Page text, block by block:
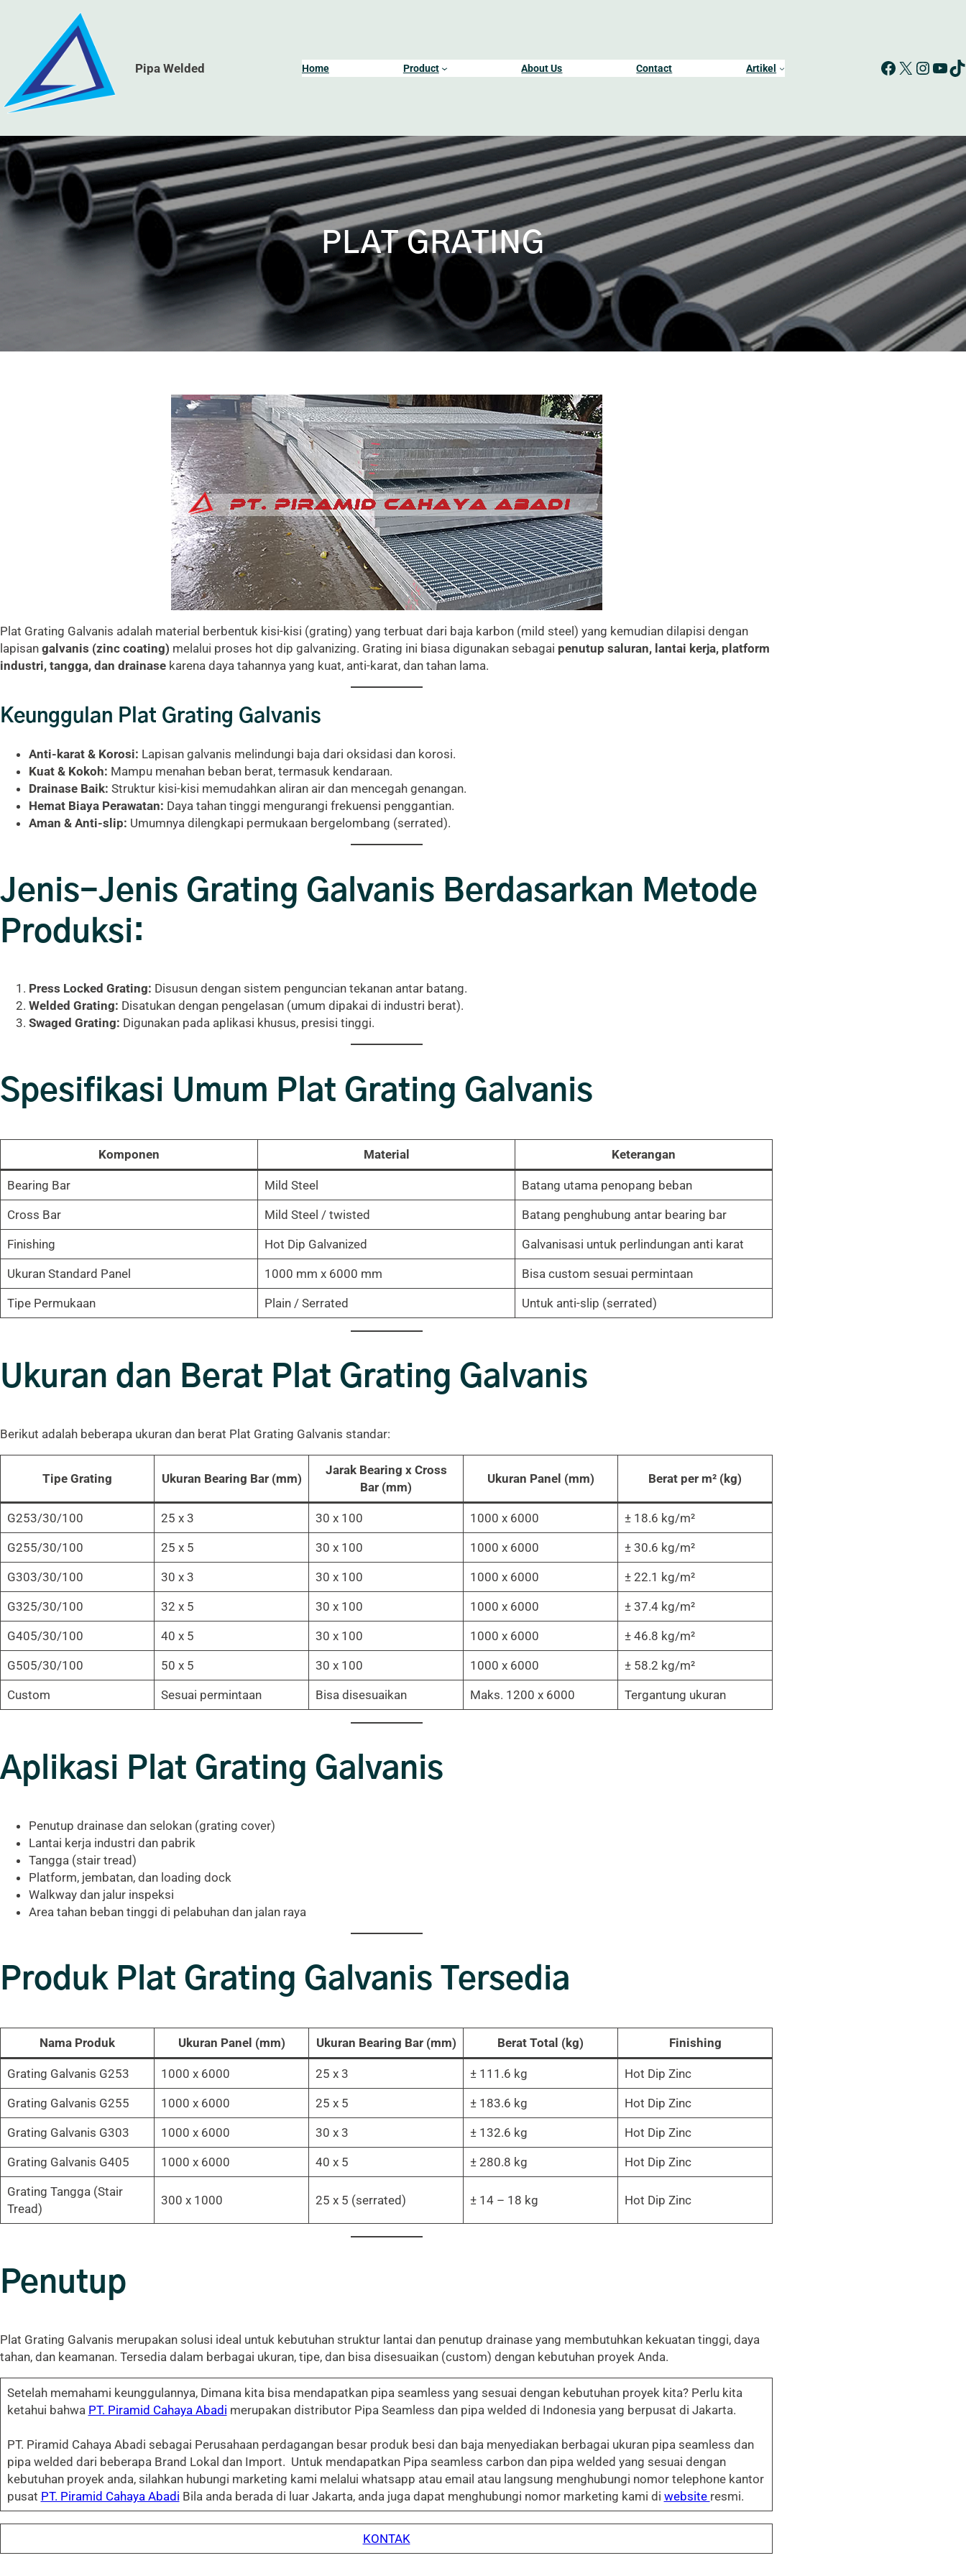
Pipa Welded
Home Product About Us Contact Artikel Facebook X Instagram YouTube TikTok
PLAT GRATING
Plat Grating Galvanis adalah material berbentuk kisi-kisi (grating) yang terbuat dari baja karbon (mild steel) yang kemudian dilapisi dengan
lapisan galvanis (zinc coating) melalui proses hot dip galvanizing. Grating ini biasa digunakan sebagai penutup saluran, lantai kerja, platform
industri, tangga, dan drainase karena daya tahannya yang kuat, anti-karat, dan tahan lama.
Keunggulan Plat Grating Galvanis
Anti-karat & Korosi: Lapisan galvanis melindungi baja dari oksidasi dan korosi.
Kuat & Kokoh: Mampu menahan beban berat, termasuk kendaraan.
Drainase Baik: Struktur kisi-kisi memudahkan aliran air dan mencegah genangan.
Hemat Biaya Perawatan: Daya tahan tinggi mengurangi frekuensi penggantian.
Aman & Anti-slip: Umumnya dilengkapi permukaan bergelombang (serrated).
Jenis-Jenis Grating Galvanis Berdasarkan Metode
Produksi:
Press Locked Grating: Disusun dengan sistem penguncian tekanan antar batang.
Welded Grating: Disatukan dengan pengelasan (umum dipakai di industri berat).
Swaged Grating: Digunakan pada aplikasi khusus, presisi tinggi.
Spesifikasi Umum Plat Grating Galvanis
Komponen Material Keterangan
Bearing Bar Mild Steel Batang utama penopang beban
Cross Bar Mild Steel / twisted Batang penghubung antar bearing bar
Finishing Hot Dip Galvanized Galvanisasi untuk perlindungan anti karat
Ukuran Standard Panel 1000 mm x 6000 mm Bisa custom sesuai permintaan
Tipe Permukaan Plain / Serrated Untuk anti-slip (serrated)
Ukuran dan Berat Plat Grating Galvanis
Berikut adalah beberapa ukuran dan berat Plat Grating Galvanis standar:
Tipe Grating Ukuran Bearing Bar (mm)
Jarak Bearing x Cross
Bar (mm)
Ukuran Panel (mm) Berat per m² (kg)
G253/30/100 25 x 3 30 x 100 1000 x 6000 ± 18.6 kg/m²
G255/30/100 25 x 5 30 x 100 1000 x 6000 ± 30.6 kg/m²
G303/30/100 30 x 3 30 x 100 1000 x 6000 ± 22.1 kg/m²
G325/30/100 32 x 5 30 x 100 1000 x 6000 ± 37.4 kg/m²
G405/30/100 40 x 5 30 x 100 1000 x 6000 ± 46.8 kg/m²
G505/30/100 50 x 5 30 x 100 1000 x 6000 ± 58.2 kg/m²
Custom Sesuai permintaan Bisa disesuaikan Maks. 1200 x 6000 Tergantung ukuran
Aplikasi Plat Grating Galvanis
Penutup drainase dan selokan (grating cover)
Lantai kerja industri dan pabrik
Tangga (stair tread)
Platform, jembatan, dan loading dock
Walkway dan jalur inspeksi
Area tahan beban tinggi di pelabuhan dan jalan raya
Produk Plat Grating Galvanis Tersedia
Nama Produk Ukuran Panel (mm) Ukuran Bearing Bar (mm) Berat Total (kg) Finishing
Grating Galvanis G253 1000 x 6000 25 x 3 ± 111.6 kg Hot Dip Zinc
Grating Galvanis G255 1000 x 6000 25 x 5 ± 183.6 kg Hot Dip Zinc
Grating Galvanis G303 1000 x 6000 30 x 3 ± 132.6 kg Hot Dip Zinc
Grating Galvanis G405 1000 x 6000 40 x 5 ± 280.8 kg Hot Dip Zinc
Grating Tangga (Stair
Tread)
300 x 1000 25 x 5 (serrated) ± 14 – 18 kg Hot Dip Zinc
Penutup
Plat Grating Galvanis merupakan solusi ideal untuk kebutuhan struktur lantai dan penutup drainase yang membutuhkan kekuatan tinggi, daya
tahan, dan keamanan. Tersedia dalam berbagai ukuran, tipe, dan bisa disesuaikan (custom) dengan kebutuhan proyek Anda.
Setelah memahami keunggulannya, Dimana kita bisa mendapatkan pipa seamless yang sesuai dengan kebutuhan proyek kita? Perlu kita
ketahui bahwa PT. Piramid Cahaya Abadi merupakan distributor Pipa Seamless dan pipa welded di Indonesia yang berpusat di Jakarta.
PT. Piramid Cahaya Abadi sebagai Perusahaan perdagangan besar produk besi dan baja menyediakan berbagai ukuran pipa seamless dan
pipa welded dari beberapa Brand Lokal dan Import. Untuk mendapatkan Pipa seamless carbon dan pipa welded yang sesuai dengan
kebutuhan proyek anda, silahkan hubungi marketing kami melalui whatsapp atau email atau langsung menghubungi nomor telephone kantor
pusat PT. Piramid Cahaya Abadi Bila anda berada di luar Jakarta, anda juga dapat menghubungi nomor marketing kami di website resmi.
KONTAK